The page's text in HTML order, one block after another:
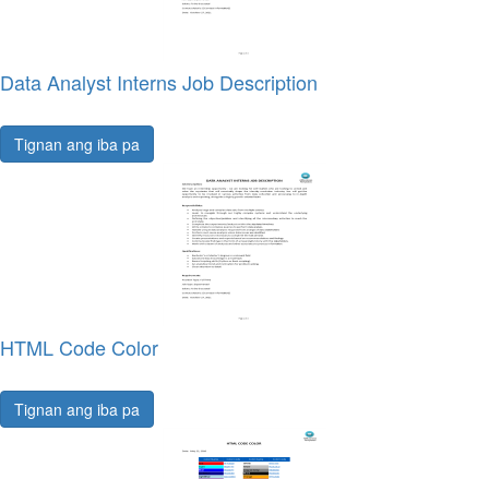
Data Analyst Interns Job Description
Tignan ang iba pa
HTML Code Color
Tignan ang iba pa